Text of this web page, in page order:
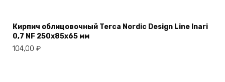
Кирпич облицовочный Terca Nordic Design Line Inari
0,7 NF 250х85х65 мм
104,00 ₽